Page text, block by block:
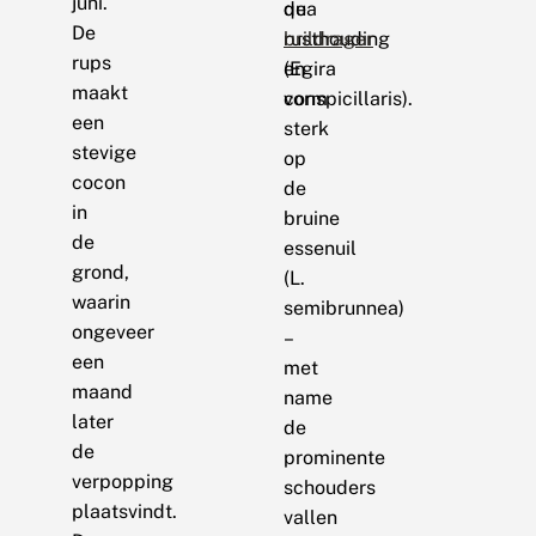
De
rups
maakt
een
stevige
cocon
in
de
grond,
waarin
ongeveer
een
maand
later
de
verpopping
plaatsvindt.
qua
rusthouding
en
vorm
sterk
op
de
bruine
essenuil
(L.
semibrunnea)
–
met
name
de
prominente
schouders
vallen
de
brildrager
(Egira
conspicillaris).